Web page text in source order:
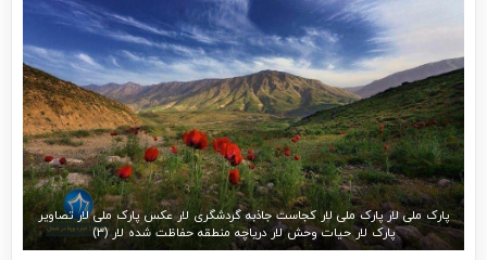
پارک ملی لار پارک ملی لار کجاست جاذبه گردشگری لار عکس پارک ملی لار تصاویر
پارک لار حیات وحش لار دریاچه منطقه حفاظت شده لار (۳)